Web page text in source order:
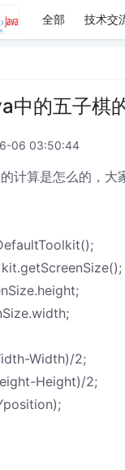
全部 技术交
中的五子棋
06 03:50:44
计算是怎么的，大
Width)/2;
Height)/2;